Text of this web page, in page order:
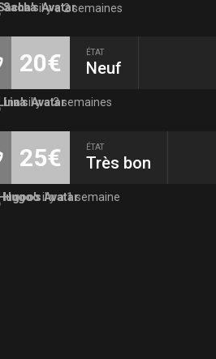
Sachail y a 2 semaines
20€ ÉTAT
Neuf
Linail y a 3 semaines
25€ ÉTAT
Très bon
Hugooil y a 1 semaine